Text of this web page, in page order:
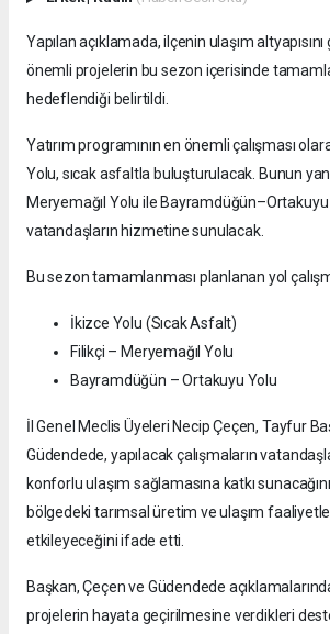
Yapılan açıklamada, ilçenin ulaşım
önemli projelerin bu sezon içerisinde
hedeflendiği belirtildi.
Yatırım programının en önemli çalışması
Yolu, sıcak asfaltla buluşturulacak. Bunun
Meryemağıl Yolu ile
vatandaşların hizmetine sunulacak.
Bu sezon tamamlanması planlanan yol
İkizce Yolu (Sıcak Asfalt)
Filikçi – Meryemağıl Yolu
Bayramdüğün – Ortakuyu Yolu
İl Genel Meclis Üyeleri Necip Çeçen, Tayfur
Güdendede, yapılacak çalışmaların
konforlu ulaşım sağlamasına katkı
bölgedeki tarımsal üretim ve ulaşım
etkileyeceğini ifade etti.
Başkan, Çeçen ve Güdendede
projelerin hayata geçirilmesine verdikleri